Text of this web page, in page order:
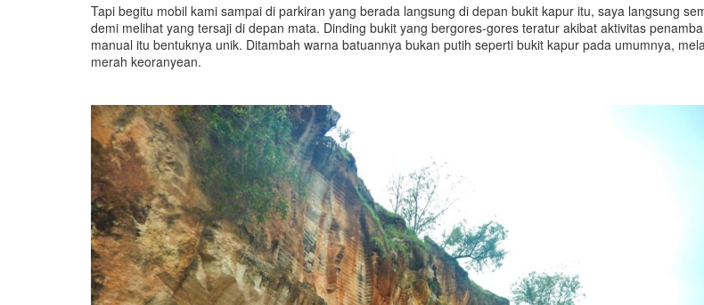
Tapi begitu mobil kami sampai di parkiran yang berada langsung di depan bukit kapur itu, saya langsung
demi melihat yang tersaji di depan mata. Dinding bukit yang bergores-gores teratur akibat aktivitas
manual itu bentuknya unik. Ditambah warna batuannya bukan putih seperti bukit kapur pada umumnya,
merah keoranyean.